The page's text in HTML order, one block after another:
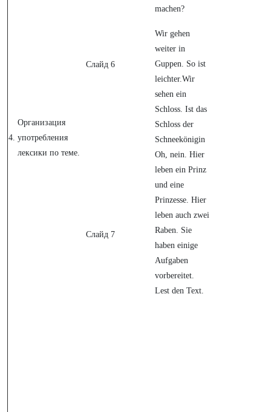
4.
Организация
употребления
лексики по теме.
Слайд 6
Слайд 7
machen?
Wir gehen
weiter in
Guppen. So ist
leichter.Wir
sehen ein
Schloss. Ist das
Schloss der
Schneekönigin
Oh, nein. Hier
leben ein Prinz
und eine
Prinzesse. Hier
leben auch zwei
Raben. Sie
haben einige
Aufgaben
vorbereitet.
Lest den Text.